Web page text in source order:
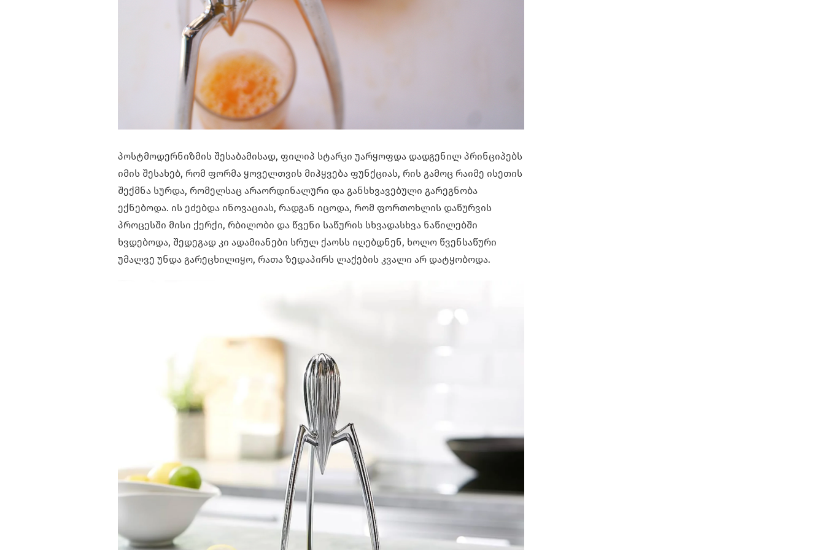
პოსტმოდერნიზმის შესაბამისად, ფილიპ სტარკი უარყოფდა დადგენილ პრინციპებს
იმის შესახებ, რომ ფორმა ყოველთვის მიჰყვება ფუნქციას, რის გამოც რაიმე ისეთის
შექმნა სურდა, რომელსაც არაორდინალური და განსხვავებული გარეგნობა
ექნებოდა. ის ეძებდა ინოვაციას, რადგან იცოდა, რომ ფორთოხლის დაწურვის
პროცესში მისი ქერქი, რბილობი და წვენი საწურის სხვადასხვა ნაწილებში
ხვდებოდა, შედეგად კი ადამიანები სრულ ქაოსს იღებდნენ, ხოლო წვენსაწური
უმალვე უნდა გარეცხილიყო, რათა ზედაპირს ლაქების კვალი არ დატყობოდა.